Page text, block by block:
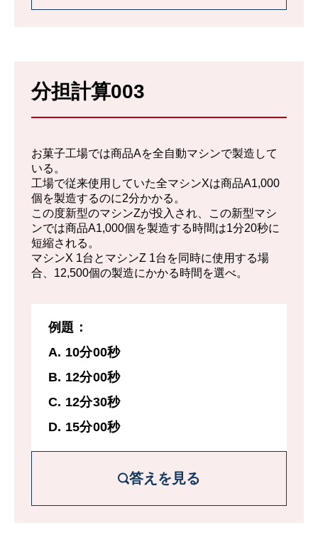
る。
するとX、Yそれぞれの1日あたりの仕事量
は、
X : ⅓
Y : ¼
Z: ⅕
3人で一緒に処理をする場合、1日の処理量
は
である。
仕事を終えるには、1と13/47 日かかる。す
なわち2日目に終了する。
分担計算003
お菓子工場では商品Aを全自動マシンで製造して
いる。
工場で従来使用していた全マシンXは商品A1,000
個を製造するのに2分かかる。
この度新型のマシンZが投入され、この新型マシ
ンでは商品A1,000個を製造する時間は1分20秒に
短縮される。
マシンX 1台とマシンZ 1台を同時に使用する場
合、12,500個の製造にかかる時間を選べ。
例題：
A. 10分00秒
B. 12分00秒
C. 12分30秒
D. 15分00秒
答えを見る